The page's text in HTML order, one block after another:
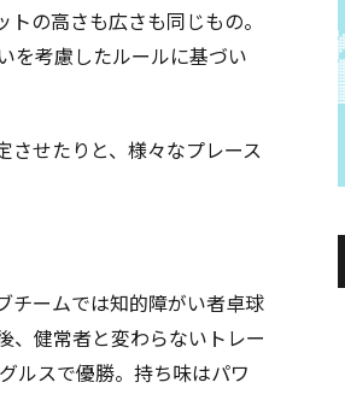
の高さも広さも同じもの。
を考慮したルールに基づい
させたりと、様々なプレース
チームでは知的障がい者卓球
、健常者と変わらないトレー
ルスで優勝。持ち味はパワ